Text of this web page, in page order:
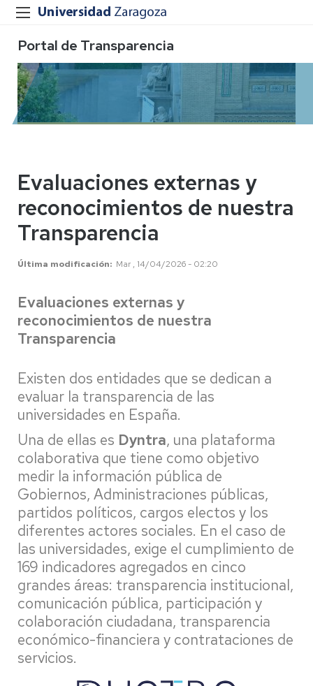
Portal de Transparencia
Evaluaciones externas y
reconocimientos de nuestra
Transparencia
Última modificación Mar , 14/04/2026 - 02:20
Evaluaciones externas y
reconocimientos de nuestra
Transparencia
Existen dos entidades que se dedican a
evaluar la transparencia de las
universidades en España.
Una de ellas es Dyntra, una plataforma
colaborativa que tiene como objetivo
medir la información pública de
Gobiernos, Administraciones públicas,
partidos políticos, cargos electos y los
diferentes actores sociales. En el caso de
las universidades, exige el cumplimiento de
169 indicadores agregados en cinco
grandes áreas: transparencia institucional,
comunicación pública, participación y
colaboración ciudadana, transparencia
económico-financiera y contrataciones de
servicios.